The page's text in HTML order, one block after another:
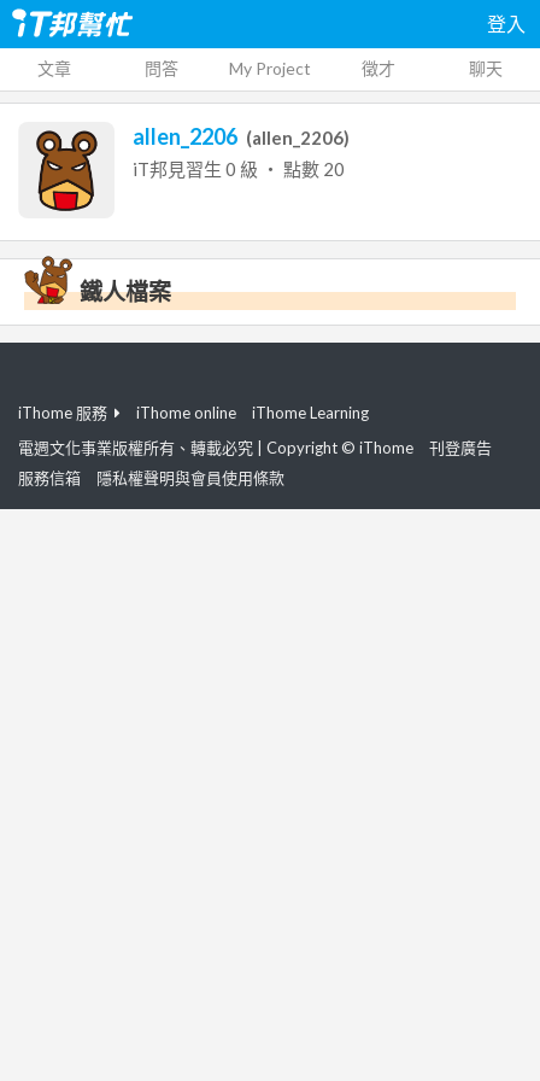
登入
文章 問答 My Project 徵才 聊天
allen_2206 (allen_2206)
iT邦見習生 0 級 ‧ 點數 20
鐵人檔案
iThome 服務 iThome online
iThome Learning
電週文化事業版權所有、轉載必究 | Copyright © iThome
刊登廣告
服務信箱
隱私權聲明與會員使用條款